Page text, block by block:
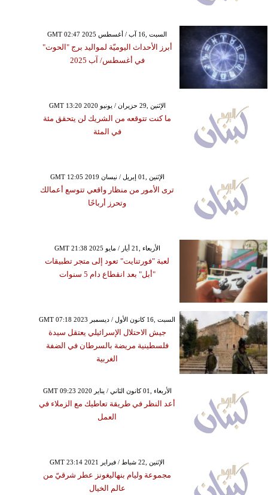
GMT 02:47 2025 السبت ,16 آب / أغسطس
أبرز الأحداث اليوميّة لمواليد برج "الحوت"
في أغسطس/ آب 2025
GMT 13:20 2020 الإثنين ,29 حزيران / يونيو
ما كنت تتوقعه من الشريك لن يتحقق مئة
في المئة
GMT 12:05 2019 الإثنين ,01 إبريل / نيسان
ترى الأمور من منظار واقعي تتوسع أعمالك
وتحرز أرباحًا
GMT 21:38 2025 الأربعاء ,21 أيار / مايو
لعبة "فورتنايت" تعود إلى متجر تطبيقات
"أبل" بعد انقطاع دام 5 سنوات
GMT 07:18 2023 السبت ,16 كانون الأول / ديسمبر
جيش الاحتلال الإسرائيلي يعتقل سيدة
فلسطينية مريضة بالسرطان في الضفة
الغربية
GMT 09:23 2020 الأربعاء ,01 كانون الثاني / يناير
أعد النظر في طريقة تعاطيك مع الزملاء في
العمل
GMT 23:14 2021 الإثنين ,22 شباط / فبراير
مجموعة وليام بنهاليغونز عطر شرقيّ من
عالم الخيال